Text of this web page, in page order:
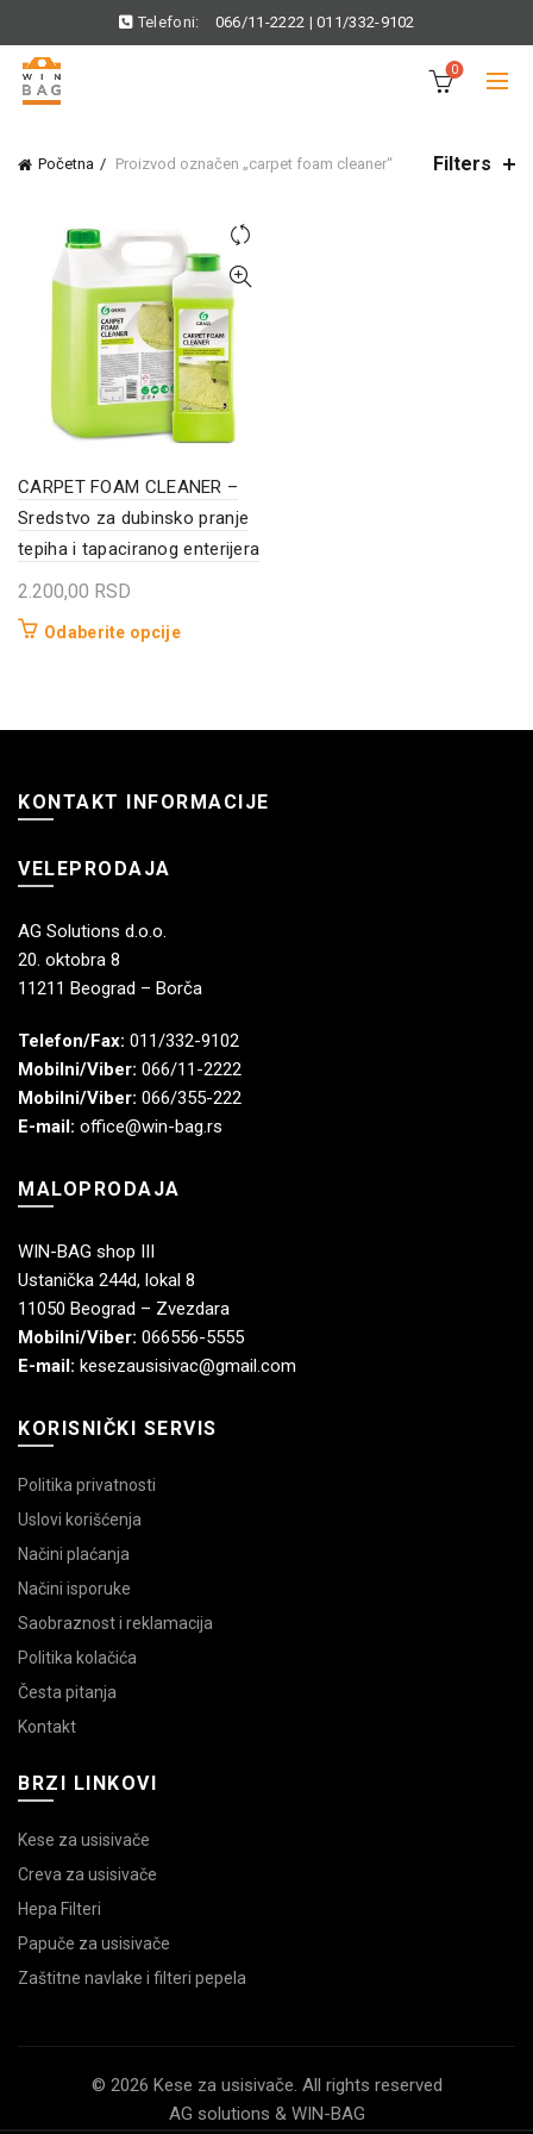
Telefoni: 066/11-2222 |011/332-9102
0
Početna Proizvod označen „carpet foam cleaner“ Filters
CARPET FOAM CLEANER –
Sredstvo za dubinsko pranje
tepiha i tapaciranog enterijera
2.200,00 RSD
Odaberite opcijeOvaj
mogu
KONTAKT INFORMACIJE
VELEPRODAJA
AG Solutions d.o.o.
20. oktobra 8
11211 Beograd – Borča
Telefon/Fax: 011/332-9102
Mobilni/Viber: 066/11-2222
Mobilni/Viber: 066/355-222
E-mail: office@win-bag.rs
MALOPRODAJA
WIN-BAG shop III
Ustanička 244d, lokal 8
11050 Beograd – Zvezdara
Mobilni/Viber: 066556-5555
E-mail: kesezausisivac@gmail.com
KORISNIČKI SERVIS
Politika privatnosti
Uslovi korišćenja
Načini plaćanja
Načini isporuke
Saobraznost i reklamacija
Politika kolačića
Česta pitanja
Kontakt
BRZI LINKOVI
Kese za usisivače
Creva za usisivače
Hepa Filteri
Papuče za usisivače
Zaštitne navlake i filteri pepela
© 2026 Kese za usisivače. All rights reserved
AG solutions & WIN-BAG